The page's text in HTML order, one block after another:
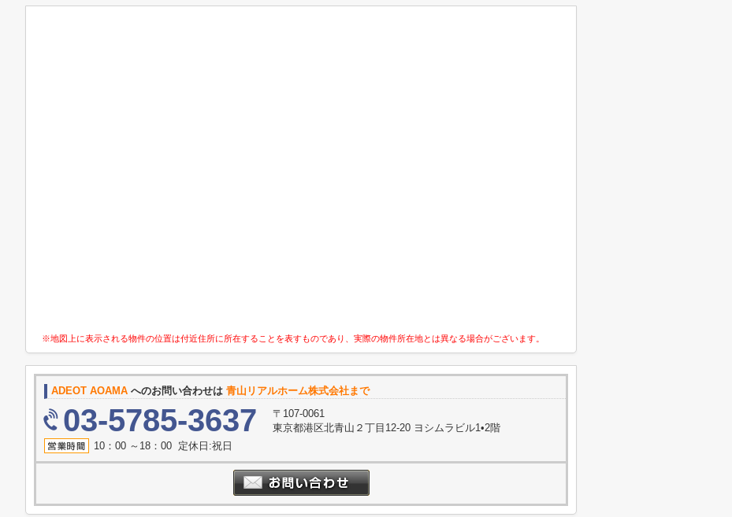
※地図上に表示される物件の位置は付近住所に所在することを表すものであり、実際の物件所在地とは異なる場合がございます。
ADEOT AOAMA へのお問い合わせは 青山リアルホーム株式会社まで
03-5785-3637
〒107-0061
東京都港区北青山２丁目12-20 ヨシムラビル1•2階
10：00 ～18：00 定休日:祝日